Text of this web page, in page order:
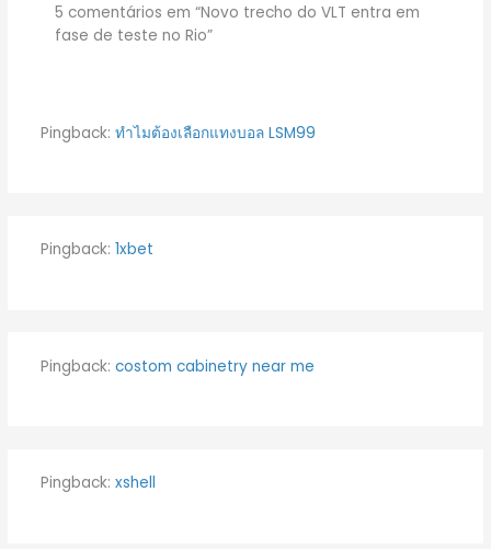
5 comentários em “Novo trecho do VLT entra em
fase de teste no Rio”
Pingback: ทำไมต้องเลือกแทงบอล LSM99
Pingback: 1xbet
Pingback: costom cabinetry near me
Pingback: xshell